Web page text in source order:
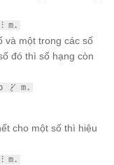
m.
và một trong các số
đó thì số hạng còn
⋮̸ m.
cho một số thì hiệu
m.